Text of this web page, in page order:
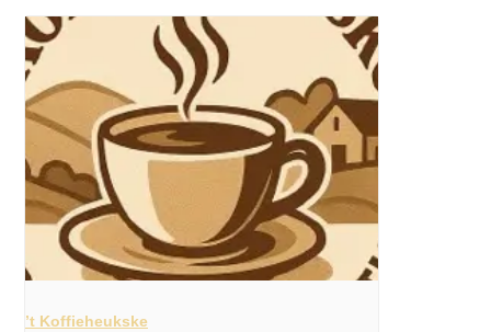
’t Koffieheukske